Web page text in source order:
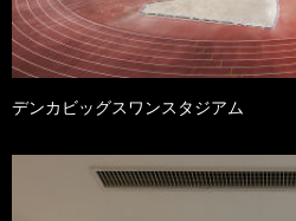
デンカビッグスワンスタジアム